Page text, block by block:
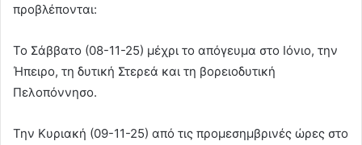
προβλέπονται:
Το Σάββατο (08-11-25) μέχρι το απόγευμα στο Ιόνιο, την
Ήπειρο, τη δυτική Στερεά και τη βορειοδυτική
Πελοπόννησο.
Την Κυριακή (09-11-25) από τις προμεσημβρινές ώρες στο